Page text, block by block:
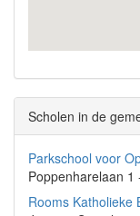
Scholen in de
Parkschool voor
Poppenharelaan 1
Rooms Katholieke